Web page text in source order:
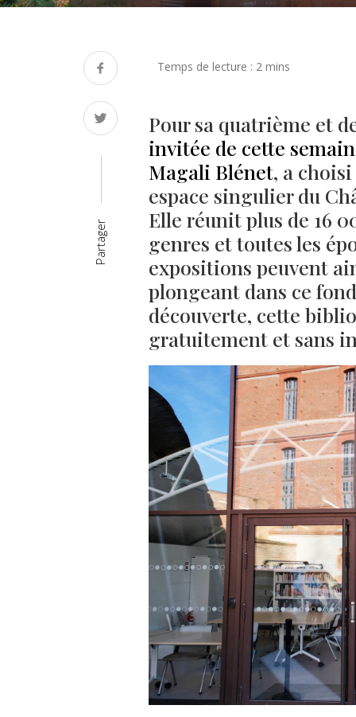
Partager
Pour sa quatrième et
invitée de cette
Magali Blénet, a
espace singulier du
Elle réunit plus de 16
genres et toutes les
expositions peuvent
plongeant dans ce
découverte, cette
gratuitement et sans